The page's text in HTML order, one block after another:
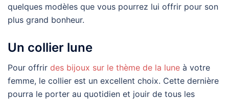
quelques modèles que vous pourrez lui offrir pour son
plus grand bonheur.
Un collier lune
Pour offrir des bijoux sur le thème de la lune à votre
femme, le collier est un excellent choix. Cette dernière
pourra le porter au quotidien et jouir de tous les